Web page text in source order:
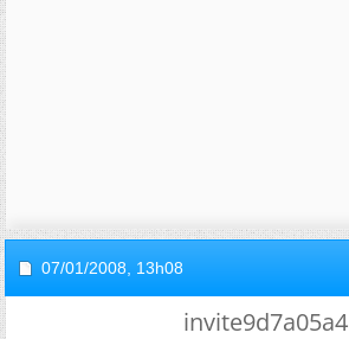
07/01/2008, 13h08
invite9d7a05a4